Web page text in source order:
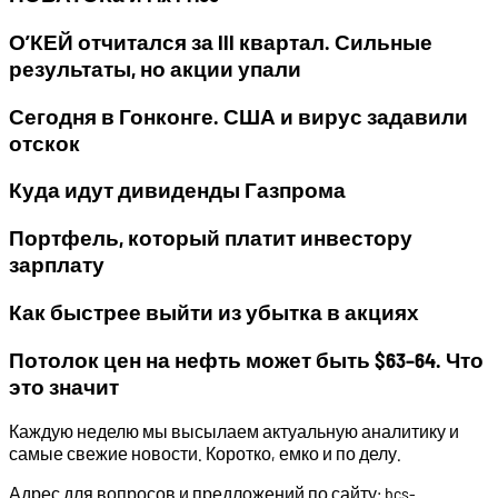
О’КЕЙ отчитался за III квартал. Сильные
результаты, но акции упали
Сегодня в Гонконге. США и вирус задавили
отскок
Куда идут дивиденды Газпрома
Портфель, который платит инвестору
зарплату
Как быстрее выйти из убытка в акциях
Потолок цен на нефть может быть $63–64. Что
это значит
Каждую неделю мы высылаем актуальную аналитику и
самые свежие новости. Коротко, емко и по делу.
Адрес для вопросов и предложений по сайту: bcs-